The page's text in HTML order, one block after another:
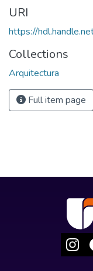
URI
https://
Collections
Arquitectura
Full item page